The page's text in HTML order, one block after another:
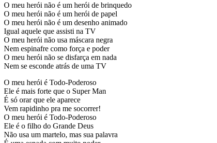
O meu herói não é um herói de brinquedo
O meu herói não é um herói de papel
O meu herói não é um desenho animado
Igual aquele que assisti na TV
O meu herói não usa máscara negra
Nem espinafre como força e poder
O meu herói não se disfarça em nada
Nem se esconde atrás de uma TV
O meu herói é Todo-Poderoso
Ele é mais forte que o Super Man
É só orar que ele aparece
Vem rapidinho pra me socorrer!
O meu herói é Todo-Poderoso
Ele é o filho do Grande Deus
Não usa um martelo, mas sua palavra